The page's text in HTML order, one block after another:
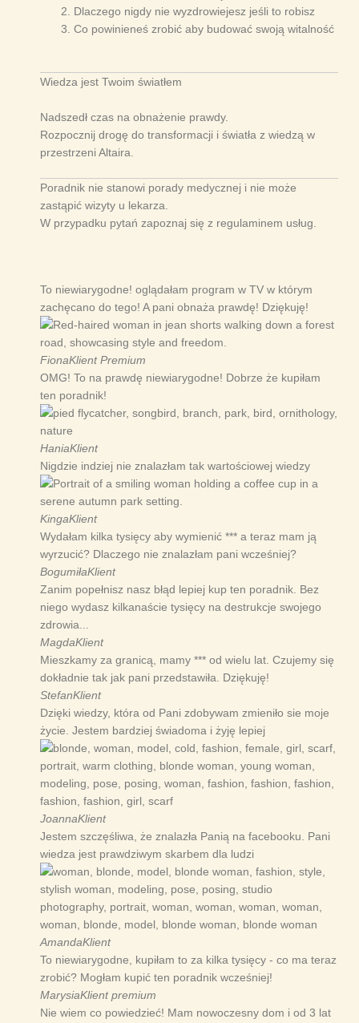
Dlaczego nigdy nie wyzdrowiejesz jeśli to robisz
Co powinieneś zrobić aby budować swoją witalność
Wiedza jest Twoim światłem
Nadszedł czas na obnażenie prawdy.
Rozpocznij drogę do transformacji i światła z wiedzą w
przestrzeni Altaira.
Poradnik nie stanowi porady medycznej i nie może
zastąpić wizyty u lekarza.
W przypadku pytań zapoznaj się z regulaminem usług.
To niewiarygodne! oglądałam program w TV w którym
zachęcano do tego! A pani obnaża prawdę! Dziękuję!
FionaKlient Premium
OMG! To na prawdę niewiarygodne! Dobrze że kupiłam
ten poradnik!
HaniaKlient
Nigdzie indziej nie znalazłam tak wartościowej wiedzy
KingaKlient
Wydałam kilka tysięcy aby wymienić *** a teraz mam ją
wyrzucić? Dlaczego nie znalazłam pani wcześniej?
BogumiłaKlient
Zanim popełnisz nasz błąd lepiej kup ten poradnik. Bez
niego wydasz kilkanaście tysięcy na destrukcje swojego
zdrowia...
MagdaKlient
Mieszkamy za granicą, mamy *** od wielu lat. Czujemy się
dokładnie tak jak pani przedstawiła. Dziękuję!
StefanKlient
Dzięki wiedzy, która od Pani zdobywam zmieniło sie moje
życie. Jestem bardziej świadoma i żyję lepiej
JoannaKlient
Jestem szczęśliwa, że znalazła Panią na facebooku. Pani
wiedza jest prawdziwym skarbem dla ludzi
AmandaKlient
To niewiarygodne, kupiłam to za kilka tysięcy - co ma teraz
zrobić? Mogłam kupić ten poradnik wcześniej!
MarysiaKlient premium
Nie wiem co powiedzieć! Mam nowoczesny dom i od 3 lat